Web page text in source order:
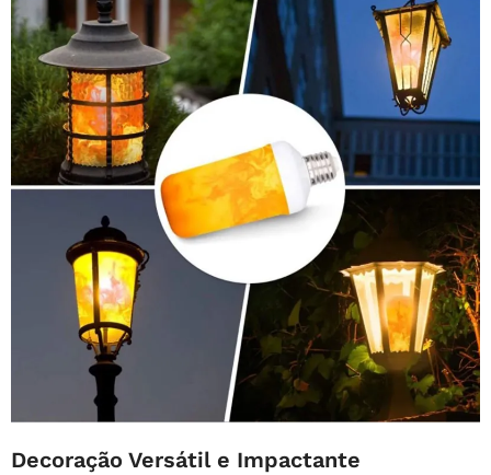
Decoração Versátil e Impactante